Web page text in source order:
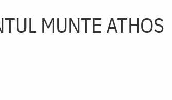
MUNTE ATHOS